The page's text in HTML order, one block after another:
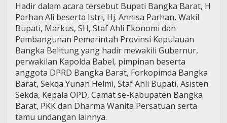
Hadir dalam acara tersebut Bupati Bangka Barat, H
Parhan Ali beserta Istri, Hj. Annisa Parhan, Wakil
Bupati, Markus, SH, Staf Ahli Ekonomi dan
Pembangunan Pemerintah Provinsi Kepulauan
Bangka Belitung yang hadir mewakili Gubernur,
perwakilan Kapolda Babel, pimpinan beserta
anggota DPRD Bangka Barat, Forkopimda Bangka
Barat, Sekda Yunan Helmi, Staf Ahli Bupati, Asisten
Sekda, Kepala OPD, Camat se-Kabupaten Bangka
Barat, PKK dan Dharma Wanita Persatuan serta
tamu undangan lainnya.